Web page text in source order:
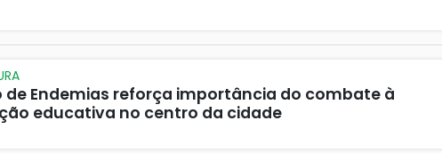
Endemias reforça importância do combate à
educativa no centro da cidade